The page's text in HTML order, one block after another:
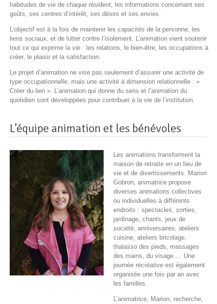
habitudes de vie de chaque résident, les informations concernant ses
goûts, ses centres d’intérêt, ses désirs et ses envies.
L’objectif est à la fois de maintenir les capacités de la personne, les
liens sociaux, et de lutter contre l’isolement. L’animation vient soutenir
tout ce qui exprime la vie : les relations, le bien-être, les occupations à
créer, le plaisir et la satisfaction.
Le projet d’animation ne vise pas seulement d’assurer une activité de
type occupationnelle, mais une activité à dimension relationnelle : «
Créer du lien ». L’animation qui donne du sens et l’animation du
quotidien sont développées pour contribuer à la vie de l’institution.
L’équipe animation et les bénévoles
Les animations transforment la
maison de retraite en un lieu de
vie et de divertissements. Marion
Gobron, animatrice propose
diverses animations collectives
ou individuelles à différents
endroits : spectacles, sorties,
jardinage, chants, jeux de
société, anniversaires, ateliers
cuisine, ateliers bricolage,
thalasso des pieds, massages
des mains, du visage…. Une
journée récréative est également
organisée une fois par an avec
les familles.
L’animatrice, Marion, recherche,